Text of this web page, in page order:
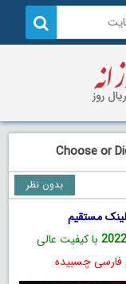
بدون نظر
با کیفیت عالی